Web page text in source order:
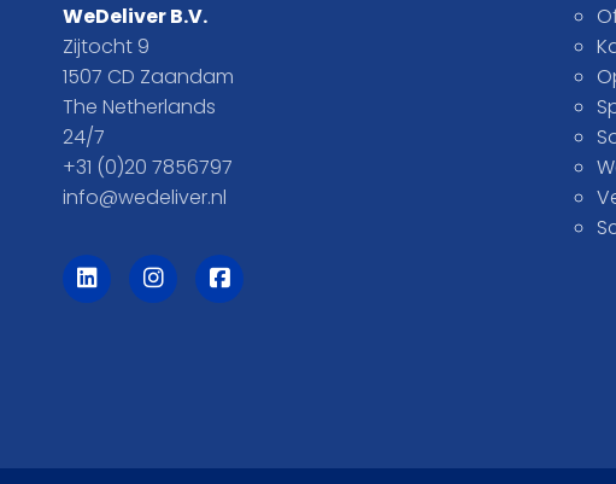
WeDeliver B.V.
Zijtocht 9
1507 CD Zaandam
The Netherlands
24/7
+31 (0)20 7856797
info@wedeliver.nl